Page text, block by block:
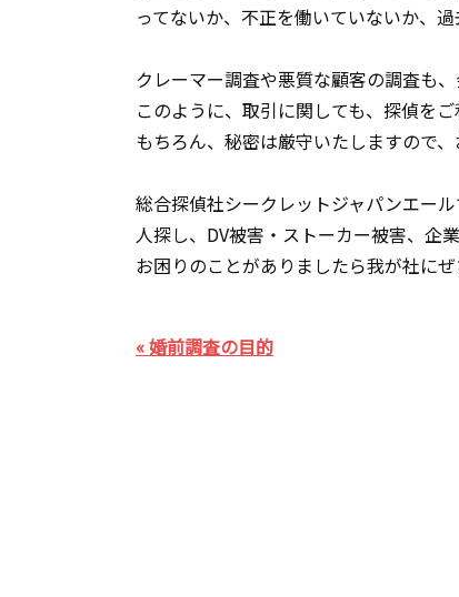
ってないか、不正を働いていないか、
クレーマー調査や悪質な顧客の調査も
このように、取引に関しても、探偵を
もちろん、秘密は厳守いたしますので、
総合探偵社シークレットジャパンエー
人探し、DV被害・ストーカー被害、企
お困りのことがありましたら我が社にぜ
« 婚前調査の目的